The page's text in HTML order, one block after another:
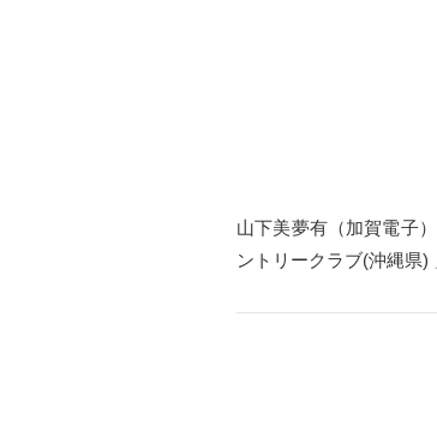
山下美夢有（加賀電子）
ントリークラブ(沖縄県)